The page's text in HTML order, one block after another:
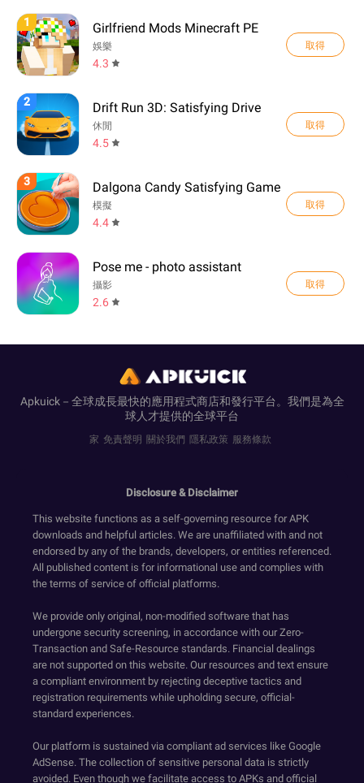
1 Girlfriend Mods Minecraft PE
娛樂
4.3
取得
2 Drift Run 3D: Satisfying Drive
休閒
4.5
取得
3 Dalgona Candy Satisfying Game
模擬
4.4
取得
Pose me - photo assistant
攝影
2.6
取得
Apkuick－全球成長最快的應用程式商店和發行平台。我們是為全
球人才提供的全球平台
家 免責聲明 關於我們 隱私政策 服務條款
Disclosure & Disclaimer
This website functions as a self-governing resource for APK
downloads and helpful articles. We are unaffiliated with and not
endorsed by any of the brands, developers, or entities referenced.
All published content is for informational use and complies with
the terms of service of official platforms.
We provide only original, non-modified software that has
undergone security screening, in accordance with our Zero-
Transaction and Safe-Resource standards. Financial dealings
are not supported on this website. Our resources and text ensure
a compliant environment by rejecting deceptive tactics and
registration requirements while upholding secure, official-
standard experiences.
Our platform is sustained via compliant ad services like Google
AdSense. The collection of sensitive personal data is strictly
avoided. Even though we facilitate access to APKs and official